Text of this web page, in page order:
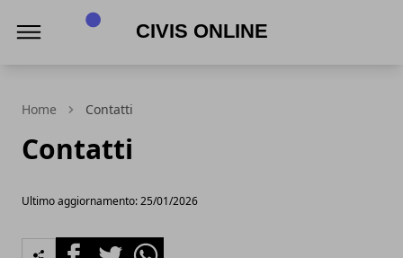
Home Contatti
Contatti
Ultimo aggiornamento: 25/01/2026
FacebookTwitterWhatsapp